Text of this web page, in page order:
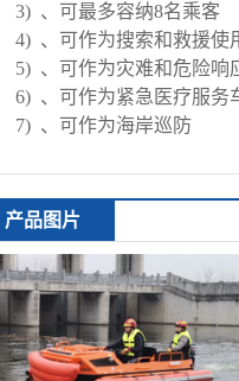
3) 、可最多容纳8名乘客
4) 、可作为搜索和救援使
5) 、可作为灾难和危险响
6) 、可作为紧急医疗服务
7) 、可作为海岸巡防
产品图片